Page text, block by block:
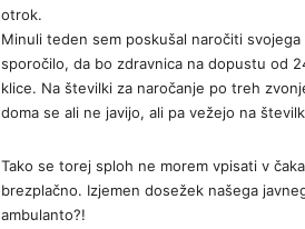
otrok.
Minuli teden sem poskušal naročiti
sporočilo, da bo zdravnica na dopustu od
klice. Na številki za naročanje po treh
doma se ali ne javijo, ali pa vežejo na
Tako se torej sploh ne morem vpisati v
brezplačno. Izjemen dosežek našega
ambulanto?!